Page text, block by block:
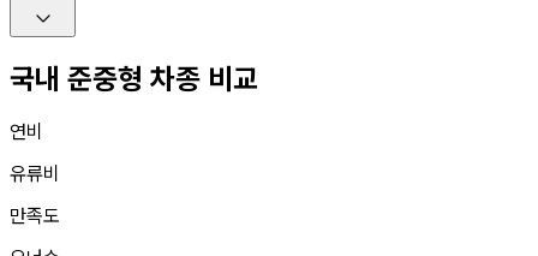
국내 준중형 차종 비교
연비
유류비
만족도